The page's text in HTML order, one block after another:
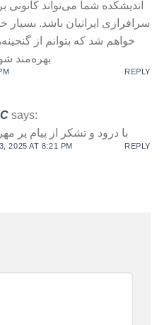
اندیشکده شما می‌تواند
سرافرازی ایرانیان باشد.
خواهم شد که بتوانم از
بهره‌مند
REPLY
says:
با درود و تشکر از پیام پر
2025 AT 8:21 PM REPLY